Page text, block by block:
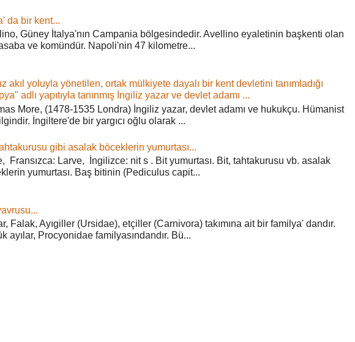
da bir kent...
Güney İtalya'nın Campania bölgesindedir. Avellino eyaletinin başkenti olan
ve komündür. Napoli'nin 47 kilometre...
akıl yoluyla yönetilen, ortak mülkiyete dayalı bir kent devletini tanımladığı
adlı yapıtıyla tanınmış İngiliz yazar ve devlet adamı ...
More, (1478-1535 Londra) İngiliz yazar, devlet adamı ve hukukçu. Hümanist
İngiltere'de bir yargıcı oğlu olarak ...
gibi asalak böceklerin yumurtası...
Fransızca: Larve, İngilizce: nit s . Bit yumurtası. Bit, tahtakurusu vb. asalak
yumurtası. Baş bitinin (Pediculus capit...
Falak, Ayıgiller (Ursidae), etçiller (Carnivora) takımına ait bir familya' dandır.
ayılar, Procyonidae familyasındandır. Bü...